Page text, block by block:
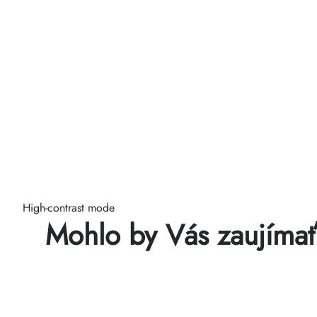
High-contrast mode
Mohlo by Vás zaujímať